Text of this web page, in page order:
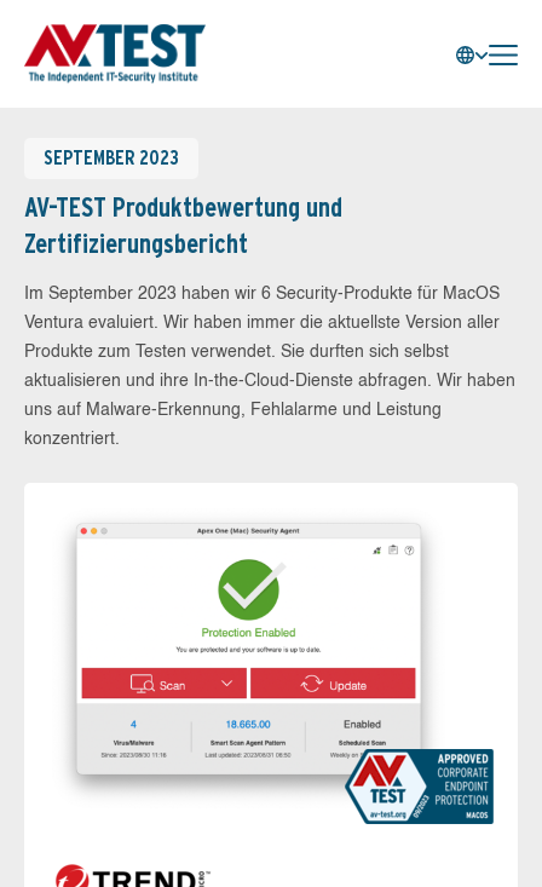
SEPTEMBER 2023
AV-TEST Produktbewertung und
Zertifizierungsbericht
Im September 2023 haben wir 6 Security-Produkte für MacOS
Ventura evaluiert. Wir haben immer die aktuellste Version aller
Produkte zum Testen verwendet. Sie durften sich selbst
aktualisieren und ihre In-the-Cloud-Dienste abfragen. Wir haben
uns auf Malware-Erkennung, Fehlalarme und Leistung
konzentriert.